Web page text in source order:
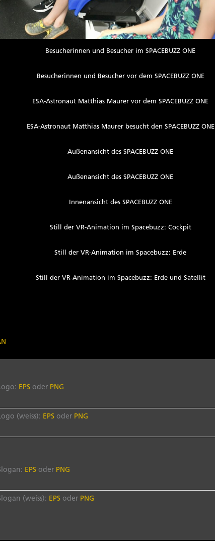
Besucherinnen und Besucher im SPACEBUZZ ONE
Besucherinnen und Besucher vor dem SPACEBUZZ ONE
ESA-Astronaut Matthias Maurer vor dem SPACEBUZZ ONE
ESA-Astronaut Matthias Maurer besucht den SPACEBUZZ ONE
Außenansicht des SPACEBUZZ ONE
Außenansicht des SPACEBUZZ ONE
Innenansicht des SPACEBUZZ ONE
Still der VR-Animation im Spacebuzz: Cockpit
Still der VR-Animation im Spacebuzz: Erde
Still der VR-Animation im Spacebuzz: Erde und Satellit
EPS oder PNG
(weiss): EPS oder PNG
EPS oder PNG
(weiss): EPS oder PNG